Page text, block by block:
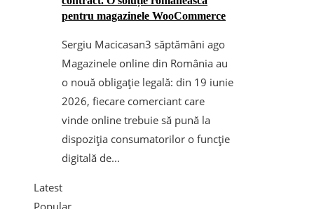
pentru magazinele WooCommerce
Sergiu Macicasan3 săptămâni ago
Magazinele online din România au
o nouă obligație legală: din 19 iunie
2026, fiecare comerciant care
vinde online trebuie să pună la
dispoziția consumatorilor o funcție
digitală de...
Latest
Popular